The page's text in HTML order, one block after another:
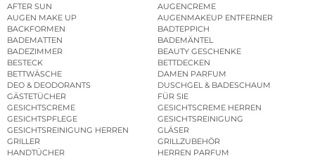
AFTER SUN
AUGENCREME
AUGEN MAKE UP
AUGENMAKEUP ENTFERNER
BACKFORMEN
BADTEPPICH
BADEMATTEN
BADEMÄNTEL
BADEZIMMER
BEAUTY GESCHENKE
BESTECK
BETTDECKEN
BETTWÄSCHE
DAMEN PARFUM
DEO & DEODORANTS
DUSCHGEL & BADESCHAUM
GÄSTETÜCHER
FÜR SIE
GESICHTSCREME
GESICHTSCREME HERREN
GESICHTSPFLEGE
GESICHTSREINIGUNG
GESICHTSREINIGUNG HERREN
GLÄSER
GRILLER
GRILLZUBEHÖR
HANDTÜCHER
HERREN PARFUM